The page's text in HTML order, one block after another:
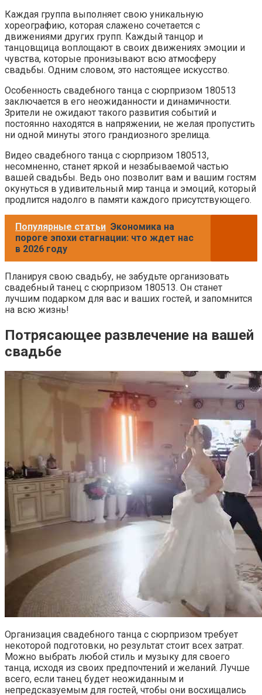
Каждая группа выполняет свою уникальную
хореографию, которая слажено сочетается с
движениями других групп. Каждый танцор и
танцовщица воплощают в своих движениях эмоции и
чувства, которые пронизывают всю атмосферу
свадьбы. Одним словом, это настоящее искусство.
Особенность свадебного танца с сюрпризом 180513
заключается в его неожиданности и динамичности.
Зрители не ожидают такого развития событий и
постоянно находятся в напряжении, не желая пропустить
ни одной минуты этого грандиозного зрелища.
Видео свадебного танца с сюрпризом 180513,
несомненно, станет яркой и незабываемой частью
вашей свадьбы. Ведь оно позволит вам и вашим гостям
окунуться в удивительный мир танца и эмоций, который
продлится надолго в памяти каждого присутствующего.
Популярные статьи Экономика на
пороге эпохи стагнации: что ждет нас
в 2026 году
Планируя свою свадьбу, не забудьте организовать
свадебный танец с сюрпризом 180513. Он станет
лучшим подарком для вас и ваших гостей, и запомнится
на всю жизнь!
Потрясающее развлечение на вашей
свадьбе
Организация свадебного танца с сюрпризом требует
некоторой подготовки, но результат стоит всех затрат.
Можно выбрать любой стиль и музыку для своего
танца, исходя из своих предпочтений и желаний. Лучше
всего, если танец будет неожиданным и
непредсказуемым для гостей, чтобы они восхищались